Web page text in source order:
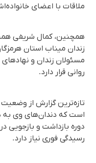
ملاقات با اعضای
همچنین، کمال شریفی
زندان میناب استان
مسئولان زندان و
روانی قرار دارد.
تازه‌ترین گزارش از
است که دندان‌های وی
دوره بازداشت و بازجویی
رسیدگی فوری نیاز دارد.